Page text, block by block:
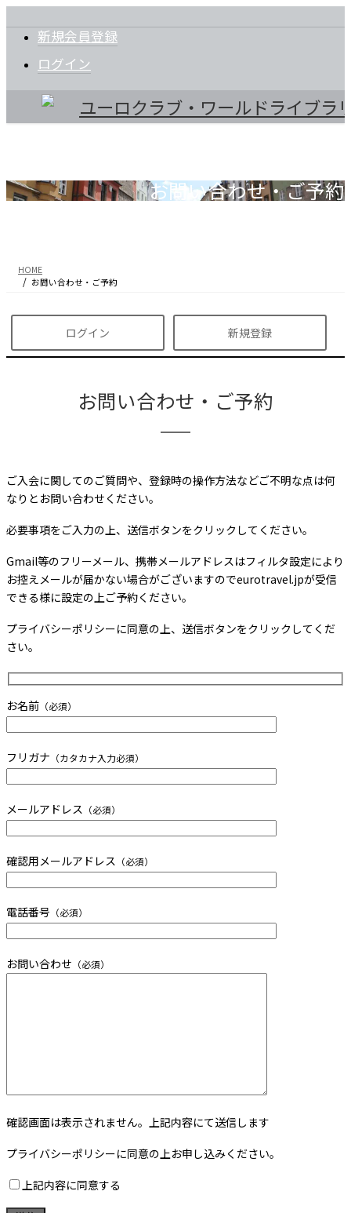
ン
動
ビ
に
新規会員登録
ログイン
お問い合わせ・ご予約
HOME
お問い合わせ・ご予約
ログイン 新規登録
お問い合わせ・ご予約
ご入会に関してのご質問や、登録時の操作方法などご不明な点は何
なりとお問い合わせください。
必要事項をご入力の上、送信ボタンをクリックしてください。
Gmail等のフリーメール、携帯メールアドレスはフィルタ設定により
お控えメールが届かない場合がございますのでeurotravel.jpが受信
できる様に設定の上ご予約ください。
プライバシーポリシーに同意の上、送信ボタンをクリックしてくだ
さい。
お名前 （必須）
フリガナ （カタカナ入力必須）
メールアドレス （必須）
確認用メールアドレス （必須）
電話番号 （必須）
お問い合わせ （必須）
確認画面は表示されません。上記内容にて送信します
プライバシーポリシーに同意の上お申し込みください。
上記内容に同意する